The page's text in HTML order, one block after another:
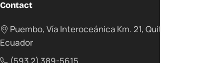
Contact
Puembo, Vía Interoceánica Km. 21, Quito -
Ecuador